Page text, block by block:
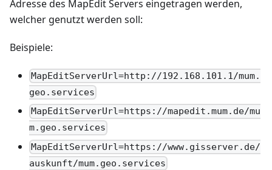
Adresse des MapEdit Servers eingetragen werden,
welcher genutzt werden soll:
Beispiele:
MapEditServerUrl=http://192.168.101.1/mum.
geo.services
MapEditServerUrl=https://mapedit.mum.de/mu
m.geo.services
MapEditServerUrl=https://www.gisserver.de/
auskunft/mum.geo.services